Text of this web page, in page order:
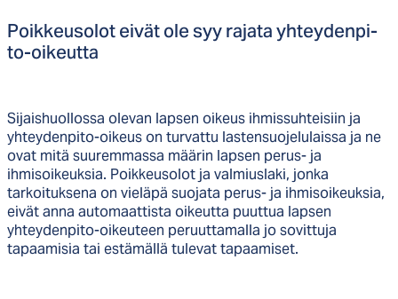
Poik­keu­so­lot ei­vät ole syy ra­ja­ta yh­tey­den­pi­
to-oi­keut­ta
Sijaishuollossa olevan lapsen oikeus ihmissuhteisiin ja
yhteydenpito-oikeus on turvattu lastensuojelulaissa ja ne
ovat mitä suuremmassa määrin lapsen perus- ja
ihmisoikeuksia. Poikkeusolot ja valmiuslaki, jonka
tarkoituksena on vieläpä suojata perus- ja ihmisoikeuksia,
eivät anna automaattista oikeutta puuttua lapsen
yhteydenpito-oikeuteen peruuttamalla jo sovittuja
tapaamisia tai estämällä tulevat tapaamiset.